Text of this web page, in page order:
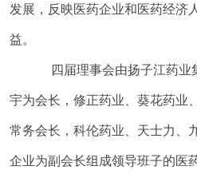
发展，反映医药企业和医药经济
益。
四届理事会由扬子江药业集
宇为会长，修正药业、葵花药业
常务会长，科伦药业、天士力、
企业为副会长组成领导班子的医